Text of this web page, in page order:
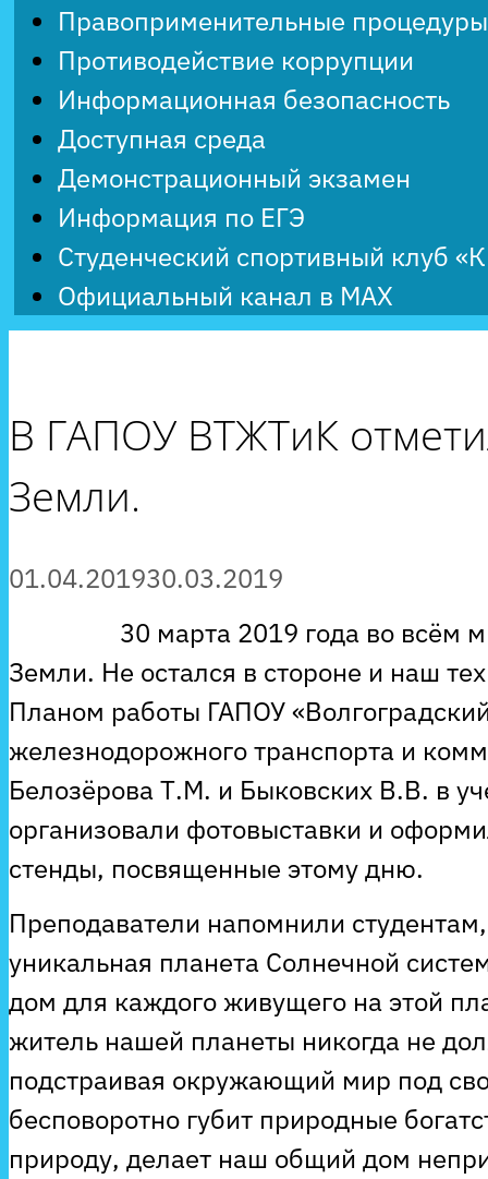
Правоприменительные процедуры
Противодействие коррупции
Информационная безопасность
Доступная среда
Демонстрационный экзамен
Информация по ЕГЭ
Студенческий спортивный клуб
Официальный канал в MAX
В ГАПОУ ВТЖТиК
Земли.
01.04.201930.03.2019
30 марта 2019 года во всём
Земли. Не остался в стороне и наш
Планом работы ГАПОУ
железнодорожного транспорта и
Белозёрова Т.М. и Быковских В.В. в
организовали фотовыставки и
стенды, посвященные этому дню.
Преподаватели напомнили
уникальная планета Солнечной
дом для каждого живущего на этой
житель нашей планеты никогда не
подстраивая окружающий мир под
бесповоротно губит природные
природу, делает наш общий дом